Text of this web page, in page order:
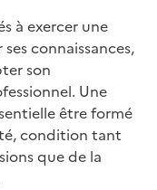
à exercer une
connaissances,
son
Une
être formé
condition tant
que de la